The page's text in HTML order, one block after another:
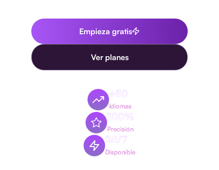
Empieza gratis
Ver planes
+50
Idiomas
100%
Precisión
24/7
Disponible